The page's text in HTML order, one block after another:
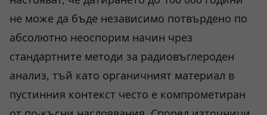
не може да бъде независимо потвърдено по
абсолютно неоспорим начин чрез
стандартните методи за радиовъглероден
анализ, тъй като органичният материал в
пустинния контекст често е компрометиран